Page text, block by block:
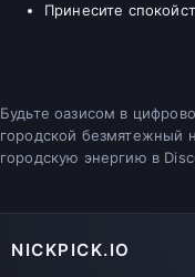
Принесите
Будьте оазисом в
городской безмятежный
городскую энергию в
NICKPICK.IO